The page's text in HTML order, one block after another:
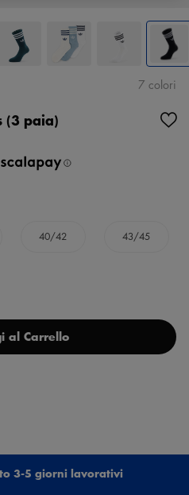
(3 paia)
7 colori
40/42 43/45
al Carrello
3-5 giorni lavorativi